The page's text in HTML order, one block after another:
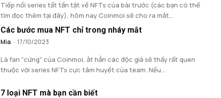
Tiếp nối series tất tần tật về NFTs của bài trước (các bạn có thể
tìm đọc thêm tại đây), hôm nay Coinmoi sẽ cho ra mắt...
Các bước mua NFT chỉ trong nháy mắt
Mia - 17/10/2023
Là fan "cứng" của Coinmoi, ắt hẳn các độc giả sẽ thấy rất quen
thuộc với series NFTs cực tâm huyết của team. Nếu...
7 loại NFT mà bạn cần biết